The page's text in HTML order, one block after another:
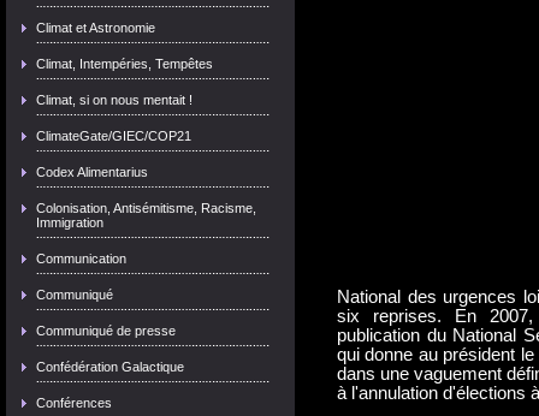
Climat et Astronomie
Climat, Intempéries, Tempêtes
Climat, si on nous mentait !
ClimateGate/GIEC/COP21
Codex Alimentarius
Colonisation, Antisémitisme, Racisme,
Immigration
Communication
Communiqué
Communiqué de presse
Confédération Galactique
Conférences
National des urgences
six reprises. En
publication du National
qui donne au président
dans une vaguement
à l'annulation d'élections